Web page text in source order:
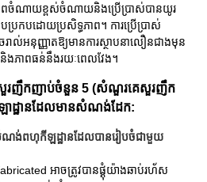
ពចំណាយខ្ពស់ចំណាយនិងប្រើប្រាស់បានយូរ
ប្រកបដោយប្រសិទ្ធភាព។ ការប្រើប្រាស់
ាល់អនុញ្ញាតឱ្យមានការស្ថាបនាលឿនជាងមុន
ងភាពធន់នឹងរយៈពេលវែង។
សួរញឹកញាប់ចំនួន 5 (សំណួរគេសួរញឹក
ឋានដែលមានសំណង់ដែក:
សំណង់ពហុកីឡដ្ឋានដែលបានរៀបចំជាមួយ
អាចត្រូវបានផ្គុំយ៉ាងឆាប់រហ័ស